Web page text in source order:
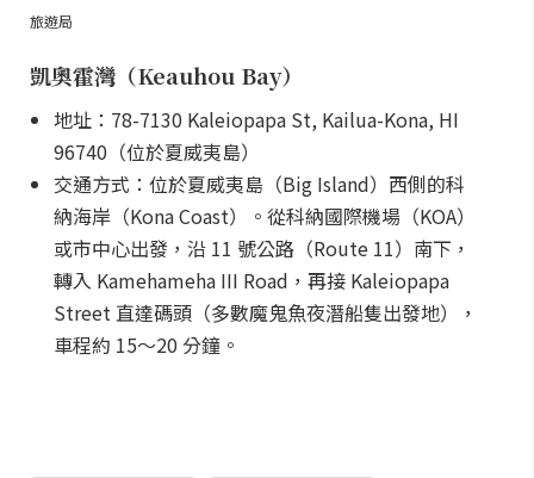
旅遊局
凱奧霍灣（Keauhou Bay）
地址：78-7130 Kaleiopapa St, Kailua-Kona, HI
96740（位於夏威夷島）
交通方式：位於夏威夷島（Big Island）西側的科
納海岸（Kona Coast）。從科納國際機場（KOA）
或市中心出發，沿 11 號公路（Route 11）南下，
轉入 Kamehameha III Road，再接 Kaleiopapa
Street 直達碼頭（多數魔鬼魚夜潛船隻出發地），
車程約 15～20 分鐘。